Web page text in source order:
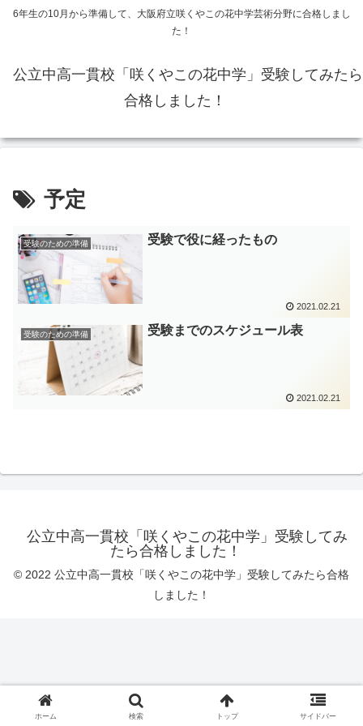
6年生の10月から準備して、大阪府立咲くやこの花中学芸術分野に合格しまし
た！
公立中高一貫校「咲くやこの花中学」受験してみたら
合格しました！
予定
受験のための準備 受験で役に経ったもの
2021.02.21
受験のための準備 受験までのスケジュール表
2021.02.21
公立中高一貫校「咲くやこの花中学」受験してみ
たら合格しました！
© 2022 公立中高一貫校「咲くやこの花中学」受験してみたら合格
しました！
ホーム 検索 トップ サイドバー